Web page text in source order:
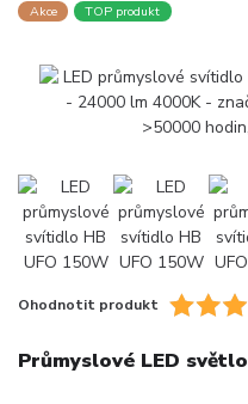
Akce TOP produkt
Ohodnotit produkt
Průmyslové LED světlo